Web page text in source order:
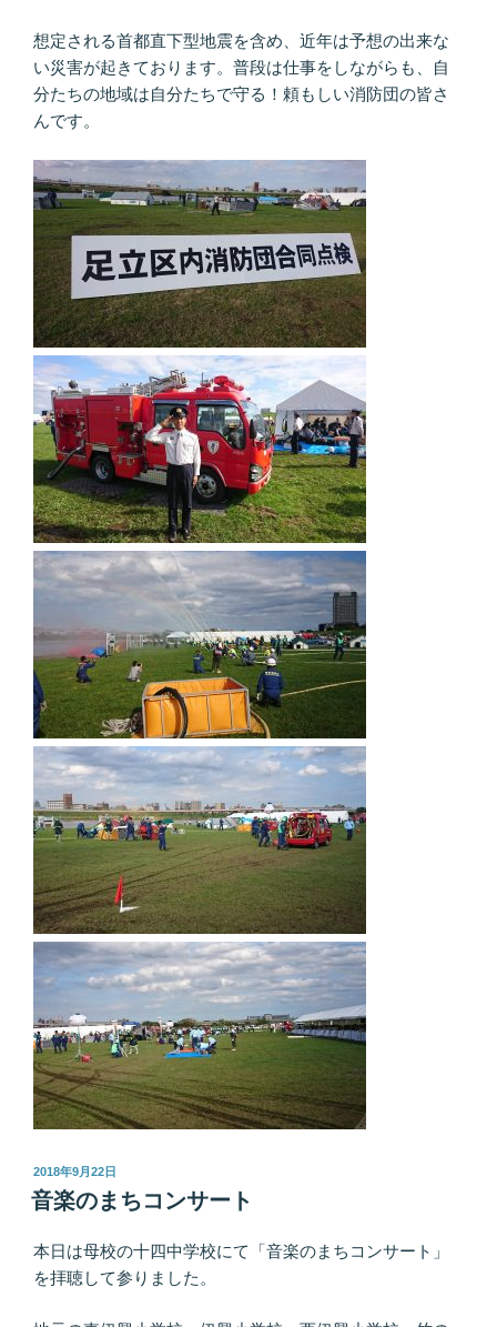
想定される首都直下型地震を含め、近年は予想の出来な
い災害が起きております。普段は仕事をしながらも、自
分たちの地域は自分たちで守る！頼もしい消防団の皆さ
んです。
投
稿
日:
2018年9月22日
音楽のまちコンサート
本日は母校の十四中学校にて「音楽のまちコンサート」
を拝聴して参りました。